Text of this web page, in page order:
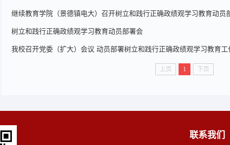
继续教育学院（景德镇电大）召开树立和践行正确政绩观学习教育动员
树立和践行正确政绩观学习教育动员部署会
我校召开党委（扩大）会议 动员部署树立和践行正确政绩观学习教育工
上页 1 下页
联系我们